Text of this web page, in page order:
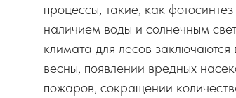
процессы, такие, как
наличием воды и солнечным
климата для лесов
весны, появлении вредных
пожаров, сокращении